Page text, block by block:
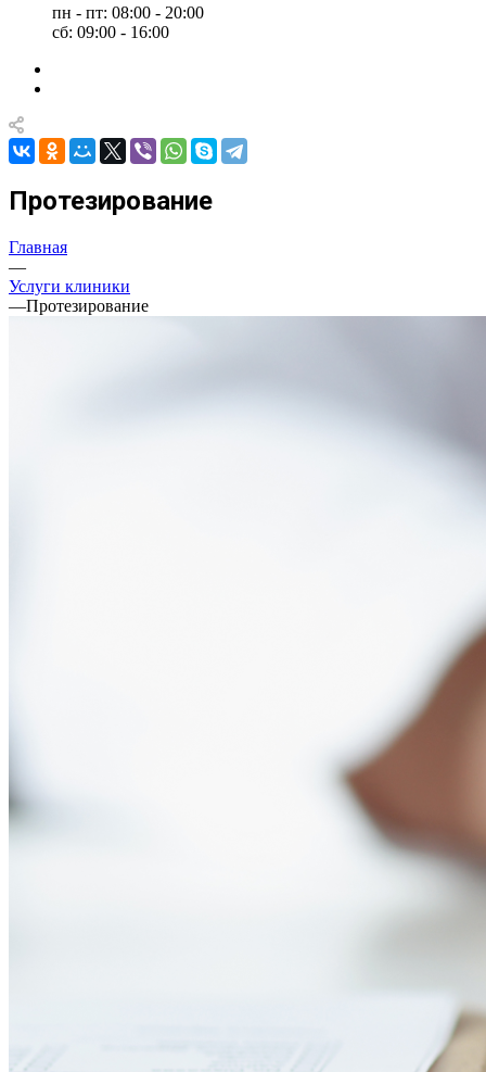
пн - пт: 08:00 - 20:00
сб: 09:00 - 16:00
Протезирование
Главная
—
Услуги клиники
—Протезирование